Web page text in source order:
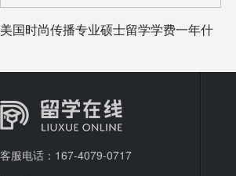
美国时尚传播专业硕士留学学费一年什
客服电话：167-4079-0717